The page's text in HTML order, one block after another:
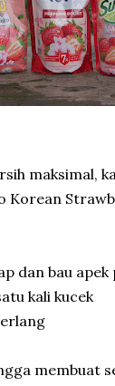
maksimal,
Korean
dan bau apek
kali kucek
membuat